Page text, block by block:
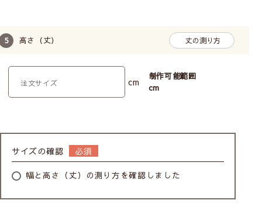
高さ（丈） 丈の測り方
cm
制作可能範囲
cm
サイズの確認
幅と高さ（丈）の測り方を確認しました